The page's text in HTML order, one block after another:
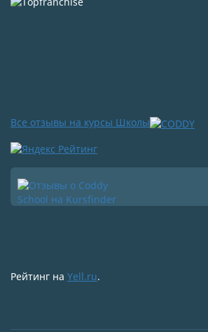
Все отзывы на курсы Школы
Рейтинг на Yell.ru.